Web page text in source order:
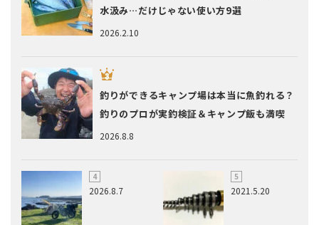
2026.2.10
水汲み…だけじゃない使い方9選
2026.8.8
釣りができるキャンプ場は本当に魚釣れる？
釣りのプロが実釣検証＆キャンプ飯も満喫
2026.8.7 2021.5.20